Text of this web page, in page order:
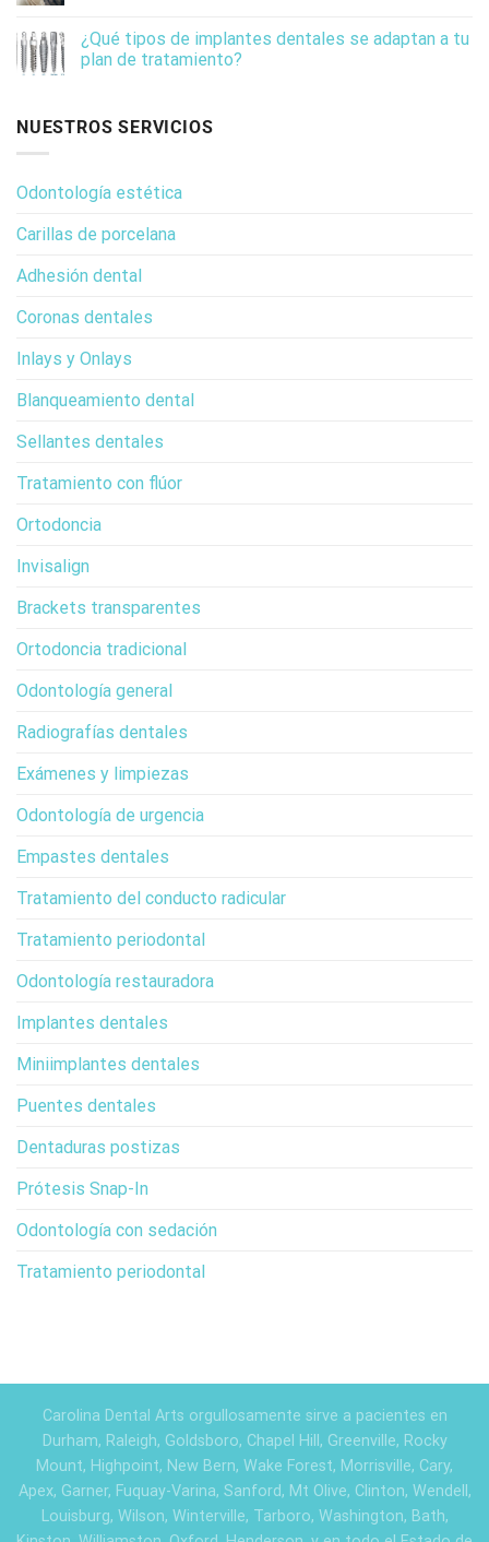
¿Qué tipos de implantes dentales se adaptan a tu
plan de tratamiento?
NUESTROS SERVICIOS
Odontología estética
Carillas de porcelana
Adhesión dental
Coronas dentales
Inlays y Onlays
Blanqueamiento dental
Sellantes dentales
Tratamiento con flúor
Ortodoncia
Invisalign
Brackets transparentes
Ortodoncia tradicional
Odontología general
Radiografías dentales
Exámenes y limpiezas
Odontología de urgencia
Empastes dentales
Tratamiento del conducto radicular
Tratamiento periodontal
Odontología restauradora
Implantes dentales
Miniimplantes dentales
Puentes dentales
Dentaduras postizas
Prótesis Snap-In
Odontología con sedación
Tratamiento periodontal
Carolina Dental Arts orgullosamente sirve a pacientes en
Durham, Raleigh, Goldsboro, Chapel Hill, Greenville, Rocky
Mount, Highpoint, New Bern, Wake Forest, Morrisville, Cary,
Apex, Garner, Fuquay-Varina, Sanford, Mt Olive, Clinton, Wendell,
Louisburg, Wilson, Winterville, Tarboro, Washington, Bath,